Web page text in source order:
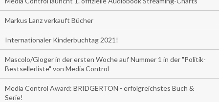
Markus Lanz verkauft Bücher
Internationaler Kinderbuchtag 2021!
Mascolo/Gloger in der ersten Woche auf Nummer 1 in der "Politik-
Bestsellerliste" von Media Control
Media Control Award: BRIDGERTON - erfolgreichstes Buch &
Serie!